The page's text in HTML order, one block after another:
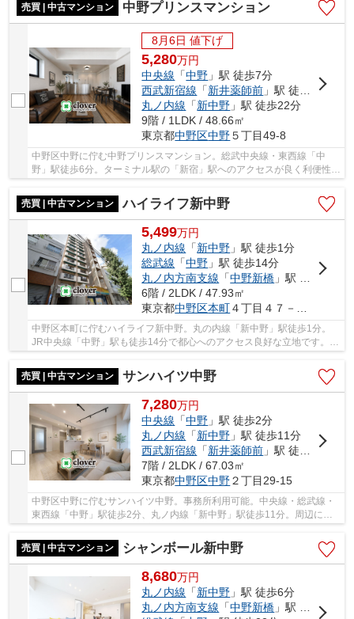
売買 | 中古マンション
中野プリンスマンション
8月6日 値下げ
5,280万円
中央線 「中野 」駅 徒歩7分
西武新宿線 「新井薬師前 」駅 徒歩12分
丸ノ内線 「新中野 」駅 徒歩22分
9階 / 1LDK / 48.66㎡
東京都中野区中野５丁目49-8
中野区中野に佇む中野プリンスマンション。総武中央線・東西線「中
野」駅徒歩6分。ターミナル駅の「新宿」駅へのアクセスが良く利便性良
好です。「中野」駅前には商業ビルやスーパー、...
売買 | 中古マンション
ハイライフ新中野
5,499万円
丸ノ内線 「新中野 」駅 徒歩1分
総武線 「中野 」駅 徒歩14分
丸ノ内方南支線 「中野新橋 」駅 徒歩14分
6階 / 2LDK / 47.93㎡
東京都中野区本町４丁目４７－１２
中野区本町に佇むハイライフ新中野。丸の内線「新中野」駅徒歩1分。
JR中央線「中野」駅も徒歩14分で都心へのアクセス良好な立地です。近
隣には商業施設が多数ありお仕事終わりの買い物...
売買 | 中古マンション
サンハイツ中野
7,280万円
中央線 「中野 」駅 徒歩2分
丸ノ内線 「新中野 」駅 徒歩11分
西武新宿線 「新井薬師前 」駅 徒歩22分
7階 / 2LDK / 67.03㎡
東京都中野区中野２丁目29-15
中野区中野に佇むサンハイツ中野。事務所利用可能。中央線・総武線・
東西線「中野」駅徒歩2分、丸ノ内線「新中野」駅徒歩11分。周辺には
大型商業施設や飲食店が充実しており、賑わいの...
売買 | 中古マンション
シャンボール新中野
8,680万円
丸ノ内線 「新中野 」駅 徒歩6分
丸ノ内方南支線 「中野新橋 」駅 徒歩11分